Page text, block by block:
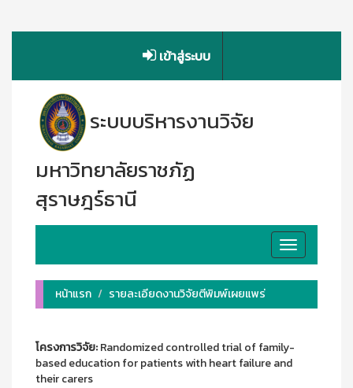
เข้าสู่ระบบ
ระบบบริหารงานวิจัย
มหาวิทยาลัยราชภัฏ
สุราษฎร์ธานี
Toggle
navigation
หน้าแรก
รายละเอียดงานวิจัยตีพิมพ์เผยแพร่
โครงการวิจัย:Randomized controlled trial of family-
based education for patients with heart failure and
their carers